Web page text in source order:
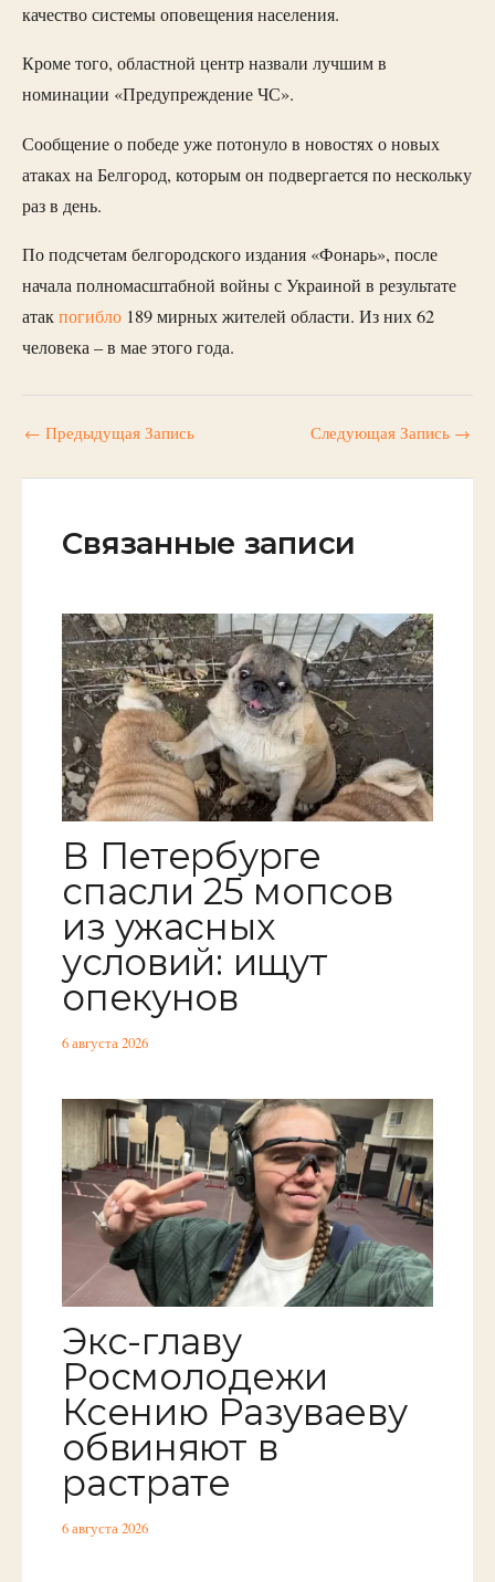
качество системы оповещения населения.
Кроме того, областной центр назвали лучшим в
номинации «Предупреждение ЧС».
Сообщение о победе уже потонуло в новостях о новых
атаках на Белгород, которым он подвергается по нескольку
раз в день.
По подсчетам белгородского издания «Фонарь», после
начала полномасштабной войны с Украиной в результате
атакпогибло 189 мирных жителей области. Из них 62
человека – в мае этого года.
← Предыдущая Запись Следующая Запись →
Связанные записи
В Петербурге
спасли 25 мопсов
из ужасных
условий: ищут
опекунов
6 августа 2026
Экс-главу
Росмолодежи
Ксению Разуваеву
обвиняют в
растрате
6 августа 2026